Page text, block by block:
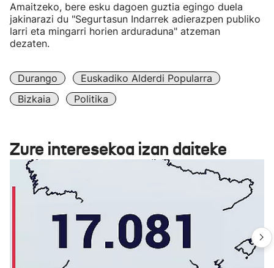
Amaitzeko, bere esku dagoen guztia egingo duela
jakinarazi du "Segurtasun Indarrek adierazpen publiko
larri eta mingarri horien arduraduna" atzeman
dezaten.
Durango
Euskadiko Alderdi Popularra
Bizkaia
Politika
Zure interesekoa izan daiteke